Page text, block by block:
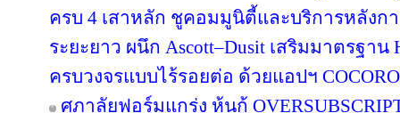
ครบ 4 เสาหลัก ชูคอมมูนิตี้และบริการหลังกา
ระยะยาว ผนึก Ascott–Dusit เสริมมาตรฐา
ครบวงจรแบบไร้รอยต่อ ด้วยแอปฯ COCORO
ศุภาลัยฟอร์มแกร่ง หุ้นกู้